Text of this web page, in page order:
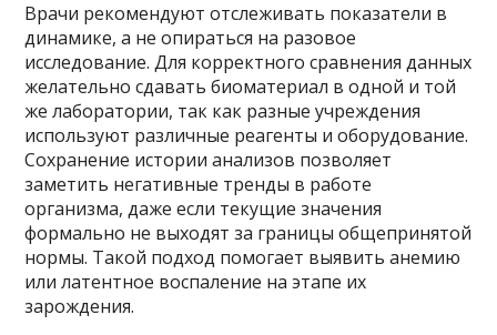
Врачи рекомендуют отслеживать показатели в
динамике, а не опираться на разовое
исследование. Для корректного сравнения данных
желательно сдавать биоматериал в одной и той
же лаборатории, так как разные учреждения
используют различные реагенты и оборудование.
Сохранение истории анализов позволяет
заметить негативные тренды в работе
организма, даже если текущие значения
формально не выходят за границы общепринятой
нормы. Такой подход помогает выявить анемию
или латентное воспаление на этапе их
зарождения.